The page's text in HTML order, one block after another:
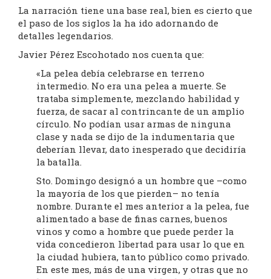
La narración tiene una base real, bien es cierto que
el paso de los siglos la ha ido adornando de
detalles legendarios.
Javier Pérez Escohotado nos cuenta que:
«La pelea debía celebrarse en terreno
intermedio. No era una pelea a muerte. Se
trataba simplemente, mezclando habilidad y
fuerza, de sacar al contrincante de un amplio
círculo. No podían usar armas de ninguna
clase y nada se dijo de la indumentaria que
deberían llevar, dato inesperado que decidiría
la batalla.
Sto. Domingo designó a un hombre que –como
la mayoría de los que pierden– no tenía
nombre. Durante el mes anterior a la pelea, fue
alimentado a base de finas carnes, buenos
vinos y como a hombre que puede perder la
vida concedieron libertad para usar lo que en
la ciudad hubiera, tanto público como privado.
En este mes, más de una virgen, y otras que no